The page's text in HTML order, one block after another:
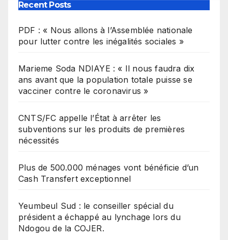
Recent Posts
PDF : « Nous allons à l’Assemblée nationale
pour lutter contre les inégalités sociales »
Marieme Soda NDIAYE : « Il nous faudra dix
ans avant que la population totale puisse se
vacciner contre le coronavirus »
CNTS/FC appelle l’État à arrêter les
subventions sur les produits de premières
nécessités
Plus de 500.000 ménages vont bénéficie d’un
Cash Transfert exceptionnel
Yeumbeul Sud : le conseiller spécial du
président a échappé au lynchage lors du
Ndogou de la COJER.